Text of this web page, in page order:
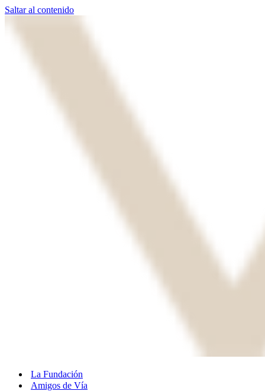
Saltar al contenido
La Fundación
Amigos de Vía